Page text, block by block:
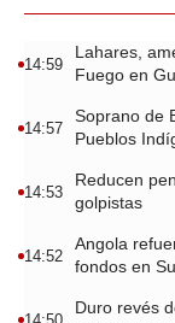
14:59
Lahares,
Fuego en
14:57
Soprano de
Pueblos
14:53
Reducen
golpistas
14:52
Angola
fondos en
14:50
Duro revés